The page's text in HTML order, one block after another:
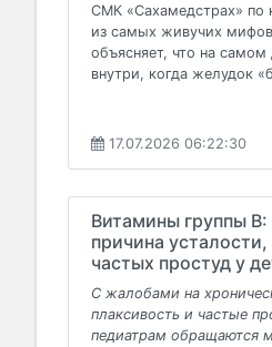
СМК «Сахамедстрах» по
из самых живучих
объясняет, что на самом
внутри, когда желудок
17.07.2026 06:22:30
Витамины группы
причина
частых простуд у
С жалобами на
плаксивость и частые
педиатрам обращаются